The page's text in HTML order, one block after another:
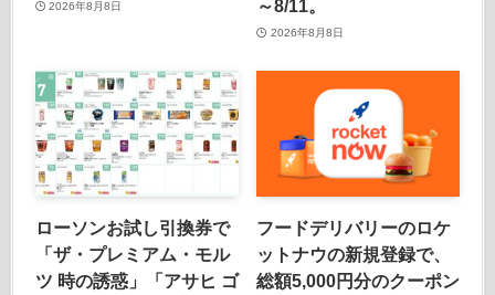
2026年8月8日
～8/11。
2026年8月8日
ローソンお試し引換券で
「ザ・プレミアム・モル
ツ 時の誘惑」「アサヒ ゴ
フードデリバリーのロケ
ットナウの新規登録で、
総額5,000円分のクーポン